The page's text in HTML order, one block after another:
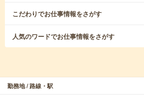
こだわりでお仕事情報をさがす
人気のワードでお仕事情報をさがす
勤務地 / 路線・駅